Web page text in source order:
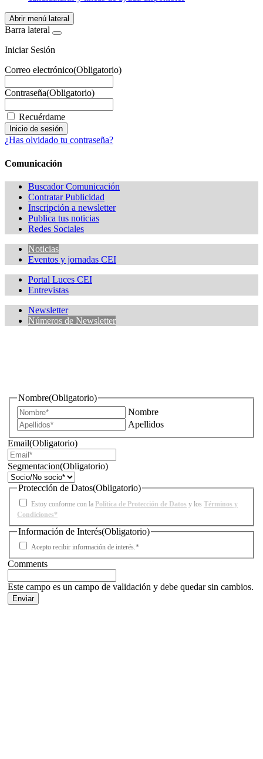
Abrir menú lateral
Barra lateral
Iniciar Sesión
Correo electrónico(Obligatorio)
Contraseña(Obligatorio)
Recuérdame
¿Has olvidado tu contraseña?
Comunicación
Buscador Comunicación
Contratar Publicidad
Inscripción a newsletter
Publica tus noticias
Redes Sociales
Noticias
Eventos y jornadas CEI
Portal Luces CEI
Entrevistas
Newsletter
Números de Newsletter
Nombre(Obligatorio)
Nombre
Apellidos
Email(Obligatorio)
Segmentacion(Obligatorio)
Protección de Datos(Obligatorio)
Estoy conforme con la Política de Protección de Datos y los Términos y
Condiciones*
Información de Interés(Obligatorio)
Acepto recibir información de interés.*
Comments
Este campo es un campo de validación y debe quedar sin cambios.